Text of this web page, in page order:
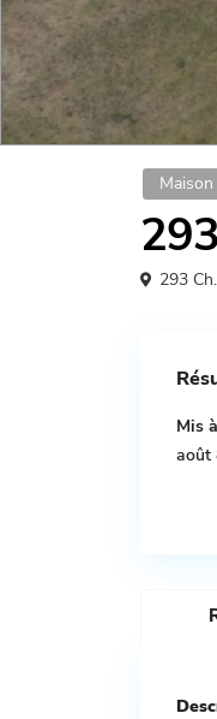
293
Mis
août